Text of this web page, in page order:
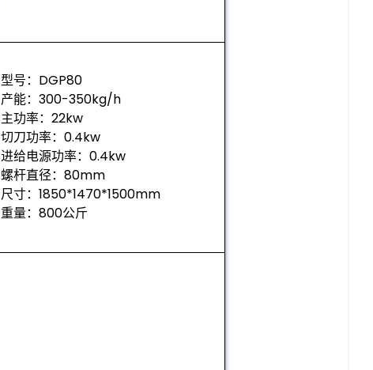
型号：DGP80
产能：300-350kg/h
主功率：22kw
切刀功率：0.4kw
进给电源功率：0.4kw
螺杆直径：80mm
尺寸：1850*1470*1500mm
重量：800公斤